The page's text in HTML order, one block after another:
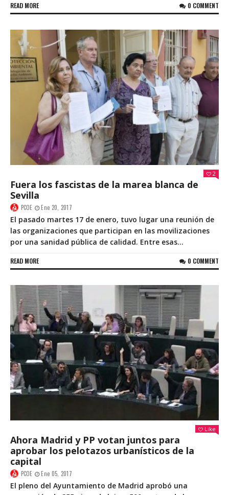
READ MORE 0 COMMENT
2
Fuera los fascistas de la marea blanca de
Sevilla
PCOE Ene 20, 2017
El pasado martes 17 de enero, tuvo lugar una reunión de
las organizaciones que participan en las movilizaciones
por una sanidad pública de calidad. Entre esas...
READ MORE 0 COMMENT
Like
Ahora Madrid y PP votan juntos para
aprobar los pelotazos urbanísticos de la
capital
PCOE Ene 05, 2017
El pleno del Ayuntamiento de Madrid aprobó una